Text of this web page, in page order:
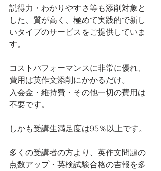
説得力・わかりやすさ等も添削対象と
した、質が高く、極めて実践的で新し
いタイプのサービスをご提供していま
す。
コストパフォーマンスに非常に優れ、
費用は英作文添削にかかるだけ。
入会金・維持費・その他一切の費用は
不要です。
しかも受講生満足度は95％以上です。
多くの受講者の方より、英作文問題の
点数アップ・英検試験合格の吉報を多